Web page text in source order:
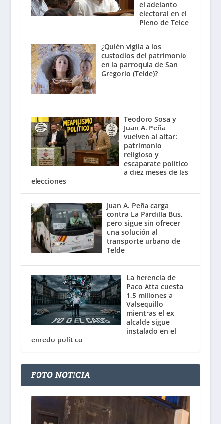
el adelanto
electoral en el
Pleno de Telde
¿Quién vigila a los
custodios del patrimonio
en la parroquia de San
Gregorio (Telde)?
Teodoro Sosa y
Juan A. Peña
vuelven al altar:
patrimonio
religioso y
escaparate político
a diez meses de las
elecciones
Juan A. Peña carga
contra La Pardilla Bus,
pero sigue sin ofrecer
una solución al
transporte urbano de
Telde
La herencia de
Paco Atta cuesta
1,5 millones a
Valsequillo
mientras el ex
alcalde sigue
instalado en el
enredo político
FOTO NOTICIA